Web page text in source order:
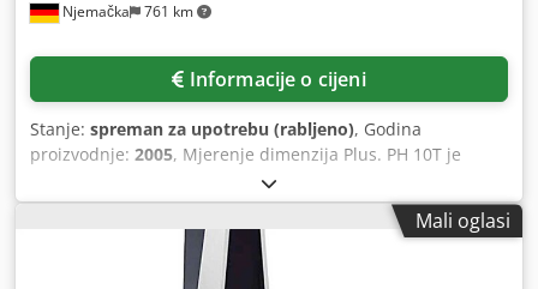
Njemačka 761 km
Informacije o cijeni
Stanje: spreman za upotrebu (rabljeno), Godina
proizvodnje: 2005, Mjerenje dimenzija Plus. PH 10T je
zamijenjen 2023. Dokumentacija dostupna. Moguć je
obilazak na licu mjesta. Dcjdpfx Aeu Ur Sqsg Nsk
Mali oglasi